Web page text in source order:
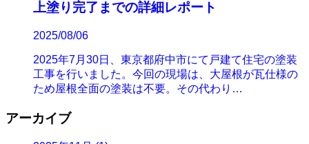
上塗り完了までの詳細レポート
2025/08/06
2025年7月30日、東京都府中市にて戸建て住宅の塗装
工事を行いました。今回の現場は、大屋根が瓦仕様の
ため屋根全面の塗装は不要。その代わり…
アーカイブ